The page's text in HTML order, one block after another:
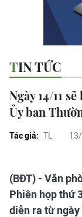
TIN TỨC
Ngày 14/11
Ủy ban
Tác giả: TL
(BĐT) - Văn
Phiên họp thứ
diễn ra từ